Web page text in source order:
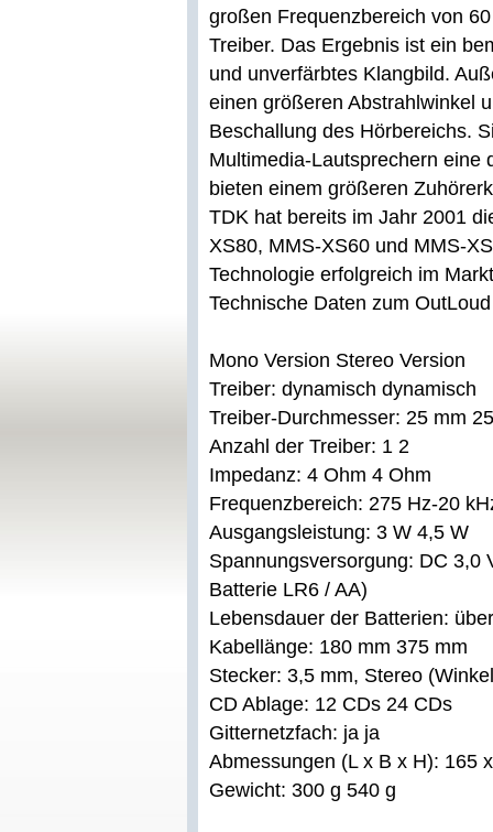
großen Frequenzbereich von
Treiber. Das Ergebnis ist ein
und unverfärbtes Klangbild.
einen größeren Abstrahlwinkel
Beschallung des Hörbereichs.
Multimedia-Lautsprechern eine
bieten einem größeren
TDK hat bereits im Jahr 2001
XS80, MMS-XS60 und MMS-
Technologie erfolgreich im
Technische Daten zum
Mono Version Stereo Version
Treiber: dynamisch dynamisch
Treiber-Durchmesser: 25 mm
Anzahl der Treiber: 1 2
Impedanz: 4 Ohm 4 Ohm
Frequenzbereich: 275 Hz-20
Ausgangsleistung: 3 W 4,5 W
Spannungsversorgung: DC 3,0
Batterie LR6 / AA)
Lebensdauer der Batterien:
Kabellänge: 180 mm 375 mm
Stecker: 3,5 mm, Stereo
CD Ablage: 12 CDs 24 CDs
Gitternetzfach: ja ja
Abmessungen (L x B x H): 165
Gewicht: 300 g 540 g